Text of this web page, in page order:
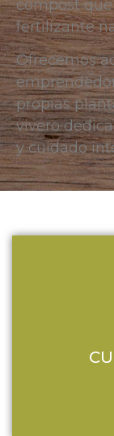
compost
fertilizante
Ofrecemos
propias
vivero
y cuidado
Pistachos en